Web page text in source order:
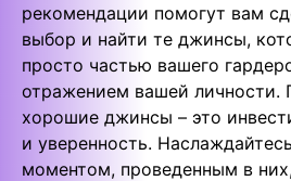
рекомендации помогут вам
выбор и найти те джинсы,
просто частью вашего
отражением вашей личности.
хорошие джинсы – это
и уверенность.
моментом, проведенным в